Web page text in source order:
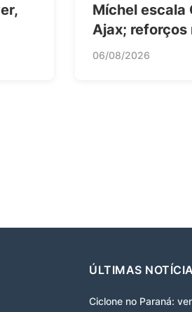
Míchel escala
Ajax; reforços
06/08/2026
ÚLTIMAS
Ciclone no Paraná: